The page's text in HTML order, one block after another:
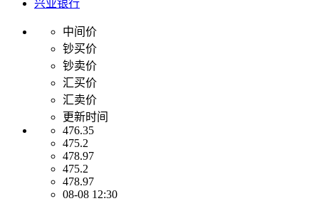
兴业银行
中间价
钞买价
钞卖价
汇买价
汇卖价
更新时间
476.35
475.2
478.97
475.2
478.97
08-08 12:30